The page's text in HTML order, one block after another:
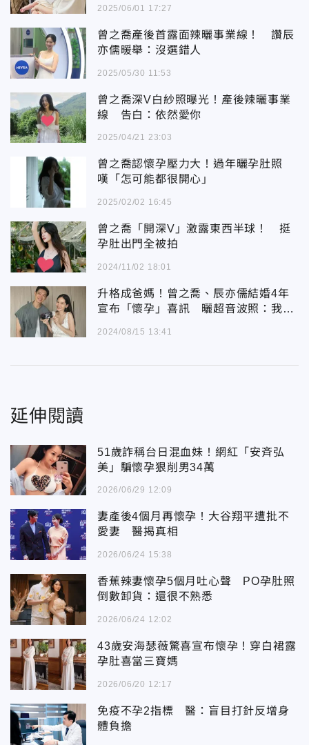
2025/06/01 17:27
曾之喬產後首露面辣曬事業線！ 讚辰
亦儒暖舉：沒選錯人
2025/05/30 11:53
曾之喬深V白紗照曝光！產後辣曬事業
線 告白：依然愛你
2025/04/21 23:03
曾之喬認懷孕壓力大！過年曬孕肚照
嘆「怎可能都很開心」
2025/02/02 16:45
曾之喬「開深V」激露東西半球！ 挺
孕肚出門全被拍
2024/11/02 18:01
升格成爸媽！曾之喬、辰亦儒結婚4年
宣布「懷孕」喜訊 曬超音波照：我們
2024/08/15 13:41
延伸閱讀
51歲詐稱台日混血妹！網紅「安斉弘
美」騙懷孕狠削男34萬
2026/06/29 12:09
妻產後4個月再懷孕！大谷翔平遭批不
愛妻 醫揭真相
2026/06/24 15:38
香蕉辣妻懷孕5個月吐心聲 PO孕肚照
倒數卸貨：還很不熟悉
2026/06/24 12:02
43歲安海瑟薇驚喜宣布懷孕！穿白裙露
孕肚喜當三寶媽
2026/06/20 12:17
免疫不孕2指標 醫：盲目打針反增身
體負擔